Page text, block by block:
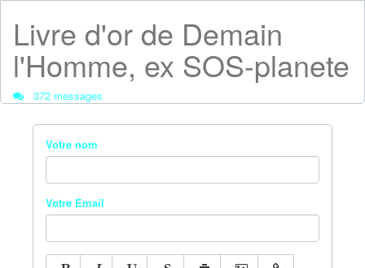
Livre d'or de Demain
l'Homme, ex SOS-planete
372 messages
Votre nom
Votre Email